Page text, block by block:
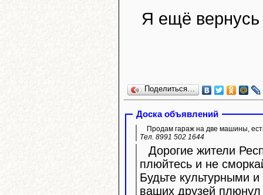
Я ещё вернусь
Поделиться…
Доска объявлений
Продам гараж на две машины,
Тел. 8991 502 1644
Дорогие жители
плюйтесь и не
Будьте культурными
ваших друзей